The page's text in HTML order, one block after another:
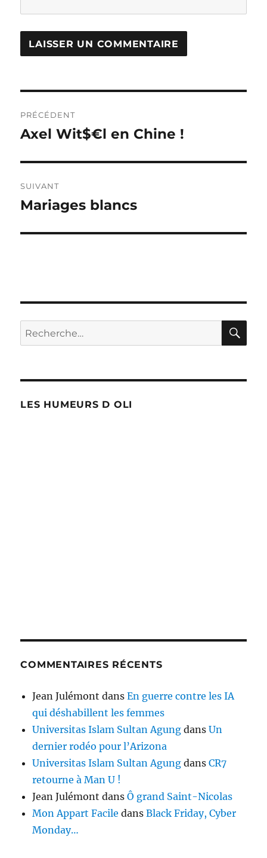
de
PRÉCÉDENT
Publication
Axel Wit$€l en Chine !
SUIVANT
Publication
Mariages blancs
Recherche
pour :
LES HUMEURS D OLI
COMMENTAIRES RÉCENTS
Jean Julémont dansEn guerre contre les IA
qui déshabillent les femmes
Universitas Islam Sultan Agung dansUn
dernier rodéo pour l’Arizona
Universitas Islam Sultan Agung dansCR7
retourne à Man U !
Jean Julémont dansÔ grand Saint-Nicolas
Mon Appart Facile dansBlack Friday, Cyber
Monday…